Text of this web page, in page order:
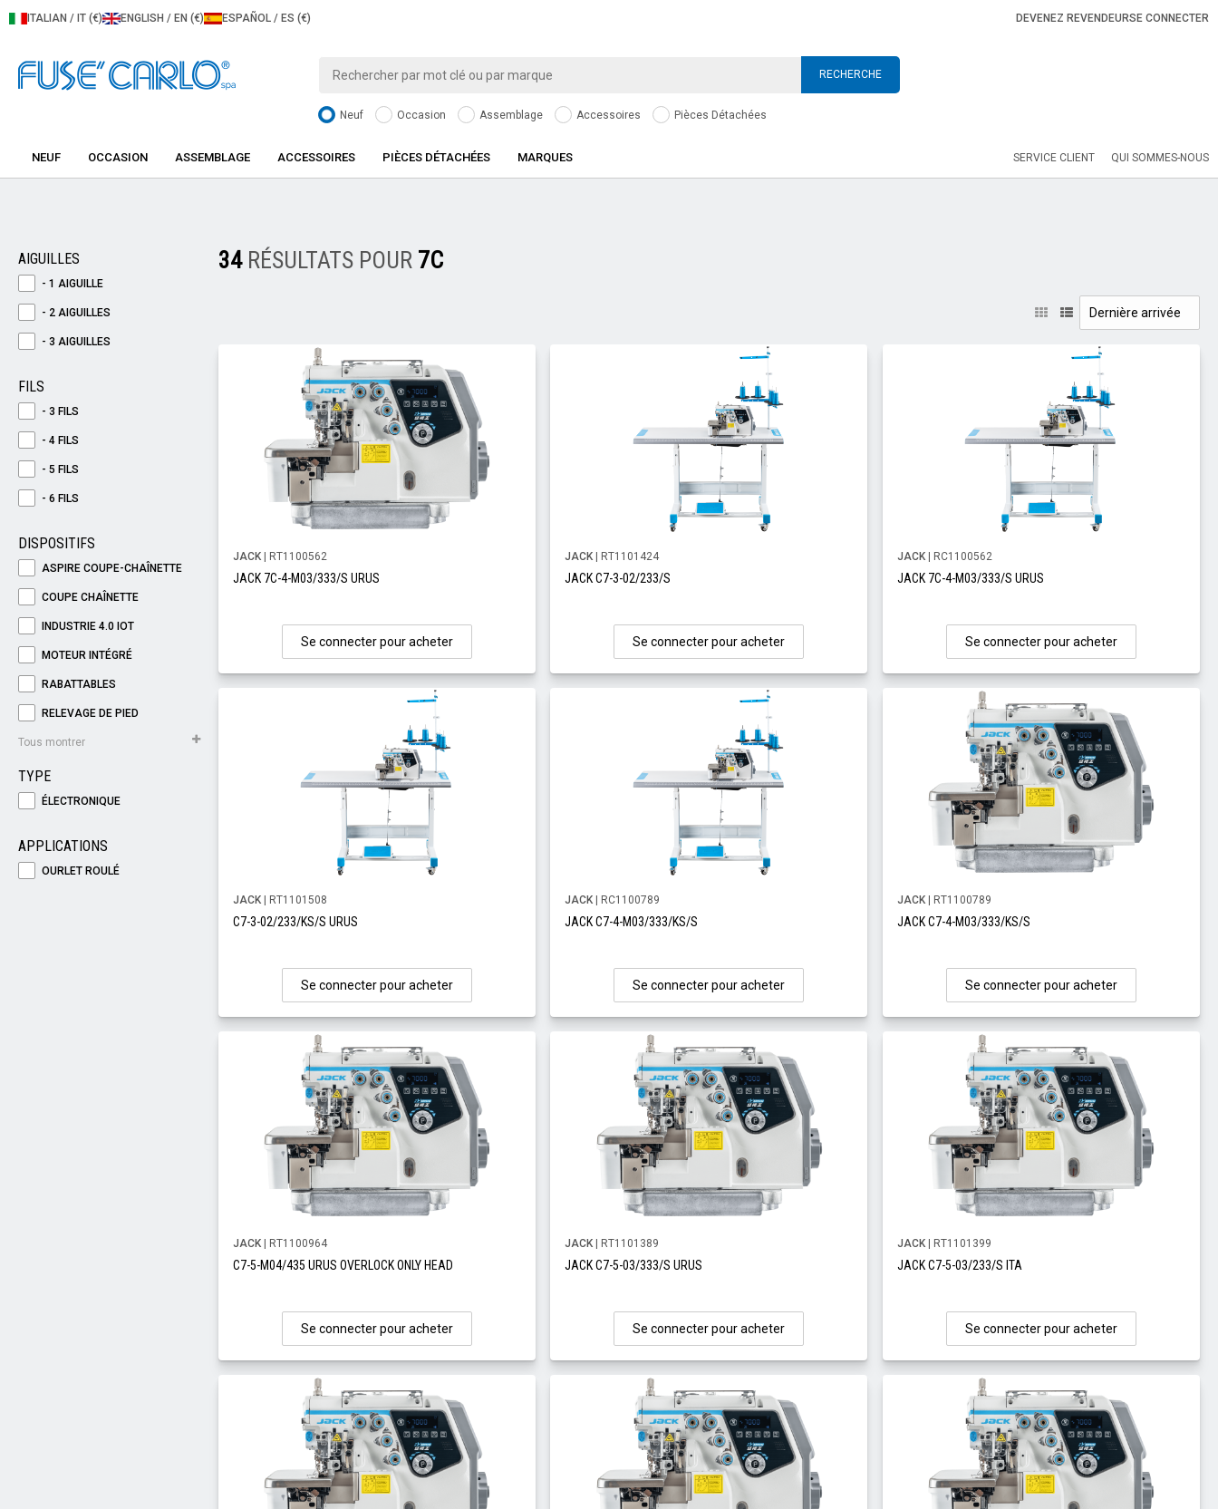
ITALIAN / IT (€) ENGLISH / EN (€) ESPAÑOL / ES (€) DEVENEZ REVENDEURSE CONNECTER
RECHERCHE
Neuf Occasion Assemblage Accessoires Pièces Détachées
NEUF OCCASION ASSEMBLAGE ACCESSOIRES PIÈCES DÉTACHÉES MARQUES SERVICE CLIENT QUI SOMMES-NOUS
AIGUILLES
- 1 AIGUILLE
- 2 AIGUILLES
- 3 AIGUILLES
FILS
- 3 FILS
- 4 FILS
- 5 FILS
- 6 FILS
DISPOSITIFS
ASPIRE COUPE-CHAÎNETTE
COUPE CHAÎNETTE
INDUSTRIE 4.0 IOT
MOTEUR INTÉGRÉ
RABATTABLES
RELEVAGE DE PIED
Tous montrer
TYPE
ÉLECTRONIQUE
APPLICATIONS
OURLET ROULÉ
34 RÉSULTATS POUR 7C
JACK| RT1100562
JACK 7C-4-M03/333/S URUS
Se connecter pour acheter
JACK | RT1101424
JACK C7-3-02/233/S
Se connecter pour acheter
JACK| RC1100562
JACK 7C-4-M03/333/S URUS
Se connecter pour acheter
JACK| RT1101508
C7-3-02/233/KS/S URUS
Se connecter pour acheter
JACK | RC1100789
JACK C7-4-M03/333/KS/S
Se connecter pour acheter
JACK| RT1100789
JACK C7-4-M03/333/KS/S
Se connecter pour acheter
JACK| RT1100964
C7-5-M04/435 URUS OVERLOCK ONLY HEAD
Se connecter pour acheter
JACK | RT1101389
JACK C7-5-03/333/S URUS
Se connecter pour acheter
JACK| RT1101399
JACK C7-5-03/233/S ITA
Se connecter pour acheter